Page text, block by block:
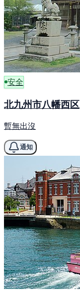
安全
北九州市八幡西区
暫無出沒
通知